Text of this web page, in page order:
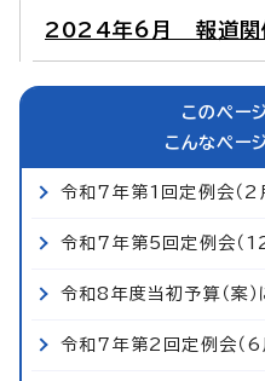
2024年6月 報道関
このペー
こんなペー
令和7年第1回定例会（
令和7年第5回定例会（
令和8年度当初予算（案）
令和7年第2回定例会（